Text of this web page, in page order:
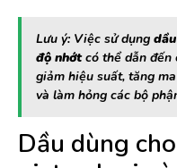
Lưu ý: Việc sử dụng
độ nhớtcó thể dẫn đến
giảm hiệu suất, tăng
và làm hỏng các bộ
Dầu dùng